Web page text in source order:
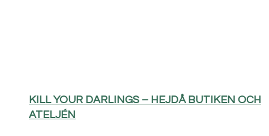
KILL YOUR DARLINGS – HEJDÅ BUTIKEN OCH
ATELJÉN